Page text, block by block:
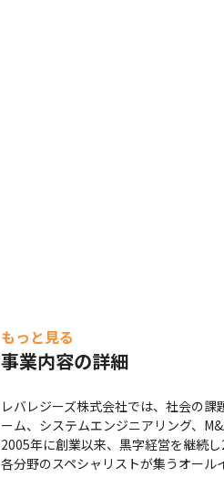
もっと見る
事業内容の詳細
レバレジーズ株式会社では、社会の
ーム、システムエンジニアリング、
2005年に創業以来、黒字経営を継続
各分野のスペシャリストが集うオール